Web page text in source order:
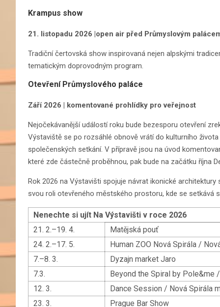
Krampus show
21. listopadu 2026 |open air před Průmyslovým
Tradiční čertovská show inspirovaná nejen alpskými
tematickým doprovodným program.
Otevření Průmyslového paláce
Září 2026 | komentované prohlídky pro veřejnost
Nejočekávanější událostí roku bude bezesporu otevření
Výstaviště se po rozsáhlé obnově vrátí do kulturního
společenských setkání. V přípravě jsou na úvod
které zde částečně proběhnou, pak bude na začátku října
Rok 2026 na Výstavišti spojuje návrat ikonické
svou roli otevřeného městského prostoru, kde se setkává
Nenechte si ujít Na Výstavišti v roce 2026
21. 2.–19. 4.
Matějská pouť
24. 2.–17. 5.
Human ZOO Nová Spirála /
7.–8. 3.
Dyzajn market Jaro
7.3.
Beyond the Spiral by Pole&me
12. 3.
Dance Session / Nová Spirála
23. 3.
Prague Bar Show